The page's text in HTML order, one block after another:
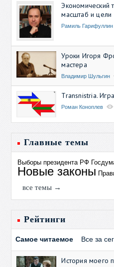
Экономический
масштаб и цели
Рамиль Гарифуллин
Уроки Игоря
мастера
Владимир Шульгин
Transnistria.
Роман Коноплев
Главные темы
Выборы президента РФ
Новые законы
все темы →
Рейтинги
Самое читаемое Все за
История моего